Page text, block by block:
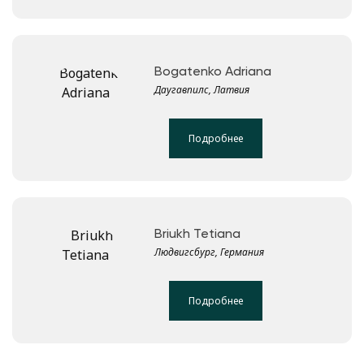
Bogatenko Adriana
Даугавпилс, Латвия
Подробнее
Briukh Tetiana
Людвигсбург, Германия
Подробнее